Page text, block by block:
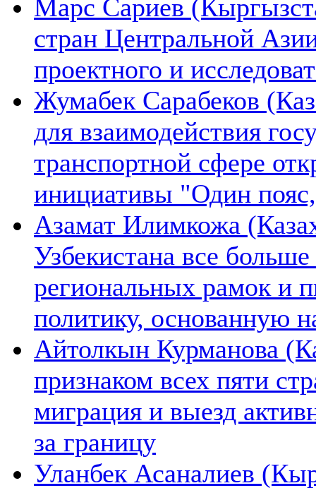
Марс Сариев
стран Центральной
проектного и
Жумабек Сарабеков
для взаимодействия
транспортной сфере
инициативы "Один
Азамат Илимкожа
Узбекистана все
региональных рамок и
политику, основанную
Айтолкын Курманова
признаком всех пяти
миграция и выезд
за границу
Уланбек Асаналиев